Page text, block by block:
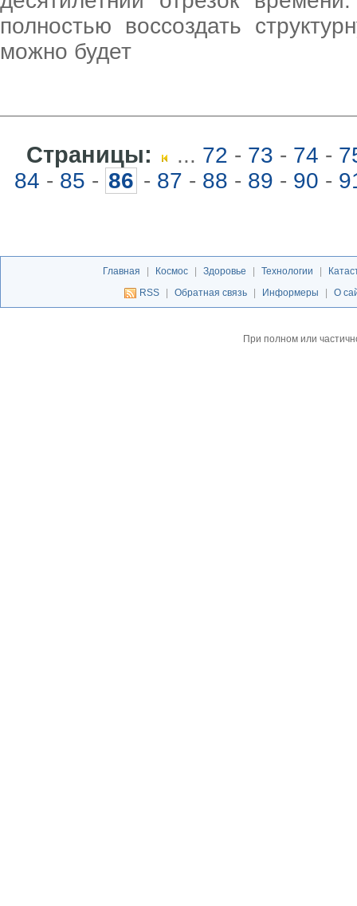
полностью воссоздать
можно будет
Страницы: ... 72 - 73 - 74 -
84 - 85 - 86 - 87 - 88 - 89 - 90 -
Главная Космос Здоровье Технологии
RSS
Обратная связь Информеры О
При полном или